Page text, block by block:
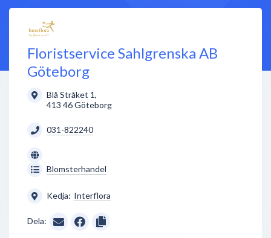
Floristservice Sahlgrenska AB
Göteborg
Blå Stråket 1,
413 46Göteborg
031-822240
Blomsterhandel
Kedja: Interflora
Dela: